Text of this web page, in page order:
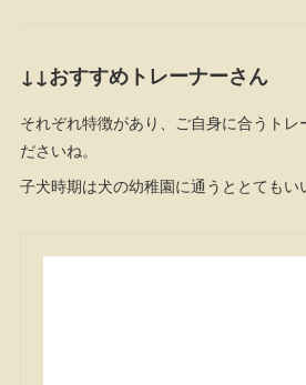
↓↓おすすめトレーナーさん
それぞれ特徴があり、ご自身に合うトレ
ださいね。
子犬時期は犬の幼稚園に通うととてもい